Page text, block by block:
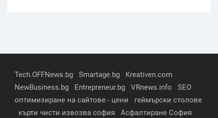
Tech.OFFNews.bg Smartage.bg
Kreativen.com
NewBusiness.bg
Entrepreneur.bg VRnews.info
SEO
оптимизиране на сайтове - цени
геймърски столове
кърти чисти извозва софия
Асфалтиране София